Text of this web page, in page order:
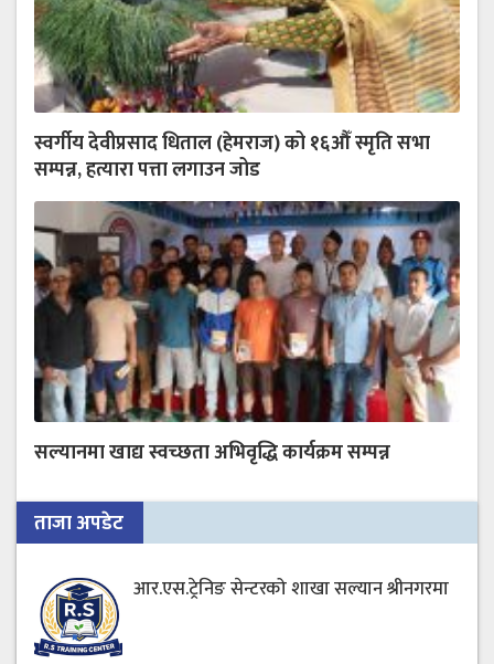
स्वर्गीय देवीप्रसाद धिताल (हेमराज) को १६औँ स्मृति सभा
सम्पन्न, हत्यारा पत्ता लगाउन जोड
सल्यानमा खाद्य स्वच्छता अभिवृद्धि कार्यक्रम सम्पन्न
ताजा अपडेट
आर.एस.ट्रेनिङ सेन्टरको शाखा सल्यान श्रीनगरमा